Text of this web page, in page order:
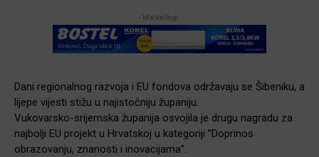
-Marketing-
Dani regionalnog razvoja i EU fondova održavaju se Šibeniku, a
lijepe vijesti stižu u najistočniju županiju.
Vukovarsko-srijemska županija osvojila je drugu nagradu za
najbolji EU projekt u Hrvatskoj u kategoriji ”Doprinos
obrazovanju, znanosti i inovacijama”.